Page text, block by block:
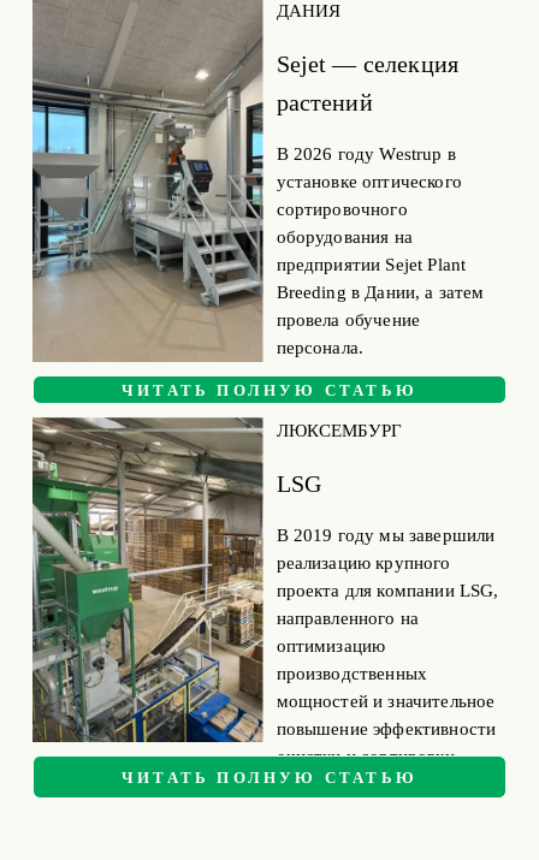
ДАНИЯ
Sejet — селекция
растений
В 2026 году Westrup в
установке оптического
сортировочного
оборудования на
предприятии Sejet Plant
Breeding в Дании, а затем
провела обучение
персонала.
ЧИТАТЬ ПОЛНУЮ СТАТЬЮ
ЛЮКСЕМБУРГ
LSG
В 2019 году мы завершили
реализацию крупного
проекта для компании LSG,
направленного на
оптимизацию
производственных
мощностей и значительное
повышение эффективности
очистки и сортировки
различных видов зерна.
ЧИТАТЬ ПОЛНУЮ СТАТЬЮ